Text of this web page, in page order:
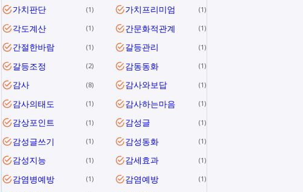
가치판단 1 가치프리미엄 1
각도계산 1 간문화적관계 1
간절한바람 1 갈등관리 1
갈등조정 2 감동동화 1
감사 8 감사와보답 1
감사의태도 1 감사하는마음 1
감상포인트 1 감성글 1
감성글쓰기 1 감성동화 1
감성지능 1 감세효과 1
감염병예방 1 감염예방 1